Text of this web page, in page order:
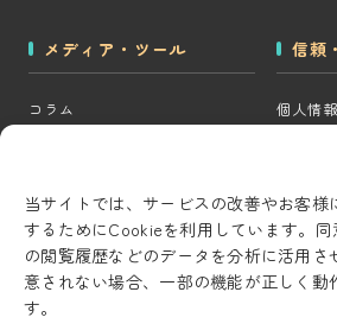
当サイトでは、サービスの改善やお客様
するためにCookieを利用しています。同
の閲覧履歴などのデータを分析に活用さ
意されない場合、一部の機能が正しく動
す。
メディア・ツール
コラム
CRM・MAツール選定診断
BigQuery×GTM 相場見積もり
ツール
AI用語集
信頼
個人情
コンテ
研究・
セキュ